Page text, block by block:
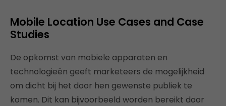
Mobile Location Use Cases and Case
Studies
De opkomst van mobiele apparaten en
technologieën geeft marketeers de mogelijkheid
om dicht bij het door hen gewenste publiek te
komen. Dit kan bijvoorbeeld worden bereikt door